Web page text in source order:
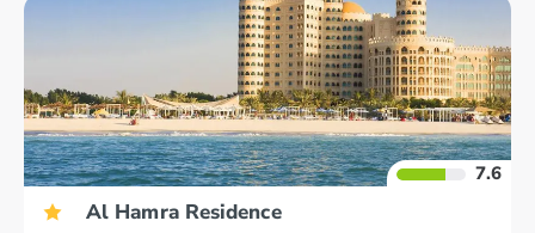
7.6
Al Hamra Residence